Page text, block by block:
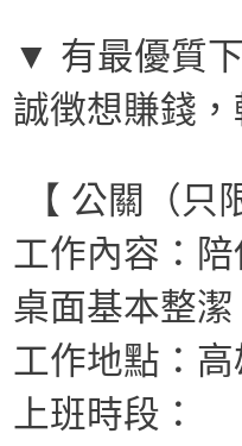
▼ 有最優質
誠徴想賺錢
【 公關（只
工作內容：
桌面基本整潔
工作地點：
上班時段：